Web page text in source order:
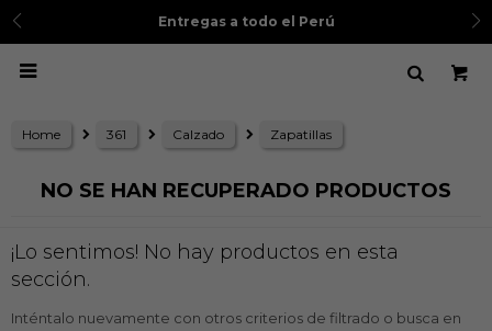
Entregas a todo el Perú

Home 361 Calzado Zapatillas
NO SE HAN RECUPERADO PRODUCTOS
¡Lo sentimos! No hay productos en esta
sección.
Inténtalo nuevamente con otros criterios de filtrado o busca en